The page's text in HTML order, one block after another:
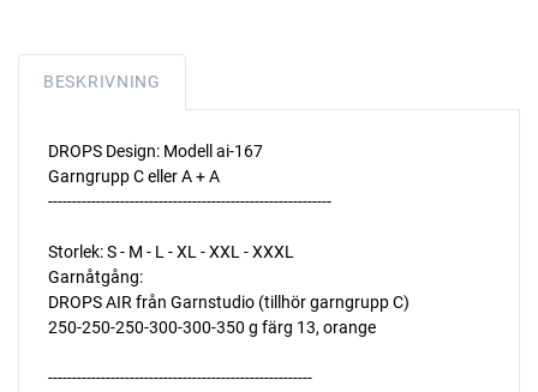
BESKRIVNING
DROPS Design: Modell ai-167
Garngrupp C eller A + A
-----------------------------------------------------------
Storlek: S - M - L - XL - XXL - XXXL
Garnåtgång:
DROPS AIR från Garnstudio (tillhör garngrupp C)
250-250-250-300-300-350 g färg 13, orange
-------------------------------------------------------